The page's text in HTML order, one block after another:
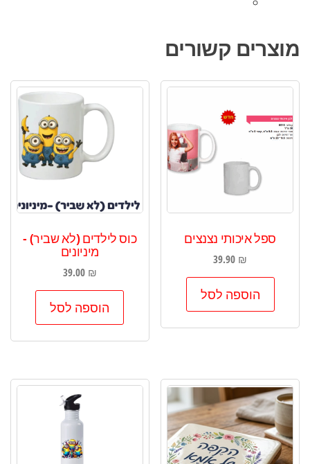
מוצרים קשורים
ספל איכותי נצנצים
39.90 ₪
הוספה לסל
כוס לילדים (לא שביר) -
מיניונים
39.00 ₪
הוספה לסל